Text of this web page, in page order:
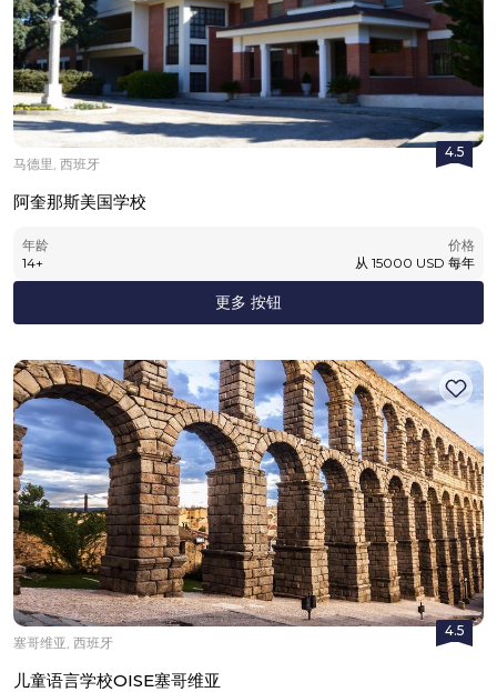
4.5
马德里, 西班牙
阿奎那斯美国学校
年龄
14+
价格
从 15000 USD 每年
更多 按钮
4.5
塞哥维亚, 西班牙
儿童语言学校OISE塞哥维亚